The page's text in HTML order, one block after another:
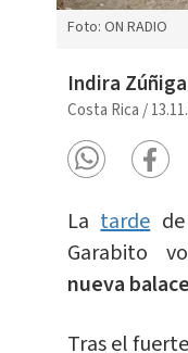
Foto: ON RADIO
Indira Zúñiga
Costa Rica /
Latardede
Garabito
nueva
Tras el